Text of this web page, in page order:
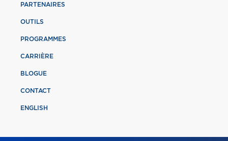
PARTENAIRES
OUTILS
PROGRAMMES
CARRIÈRE
BLOGUE
CONTACT
ENGLISH